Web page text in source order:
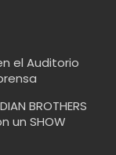
el Auditorio
BROTHERS
un SHOW